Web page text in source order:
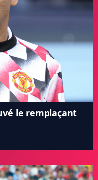
le remplaçant